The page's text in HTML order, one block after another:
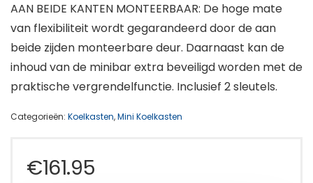
AAN BEIDE KANTEN MONTEERBAAR: De hoge mate
van flexibiliteit wordt gegarandeerd door de aan
beide zijden monteerbare deur. Daarnaast kan de
inhoud van de minibar extra beveiligd worden met de
praktische vergrendelfunctie. Inclusief 2 sleutels.
Categorieën: Koelkasten,Mini Koelkasten
€161.95